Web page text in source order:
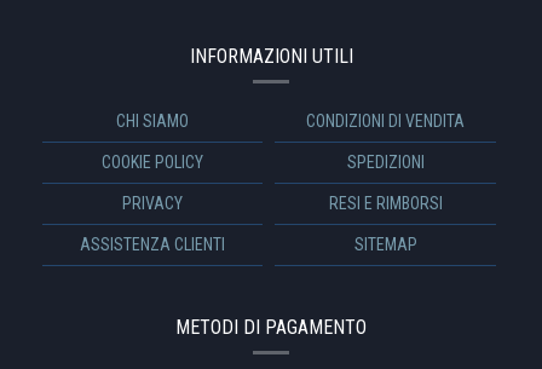
INFORMAZIONI UTILI
CHI SIAMO CONDIZIONI DI VENDITA
COOKIE POLICY SPEDIZIONI
PRIVACY RESI E RIMBORSI
ASSISTENZA CLIENTI SITEMAP
METODI DI PAGAMENTO